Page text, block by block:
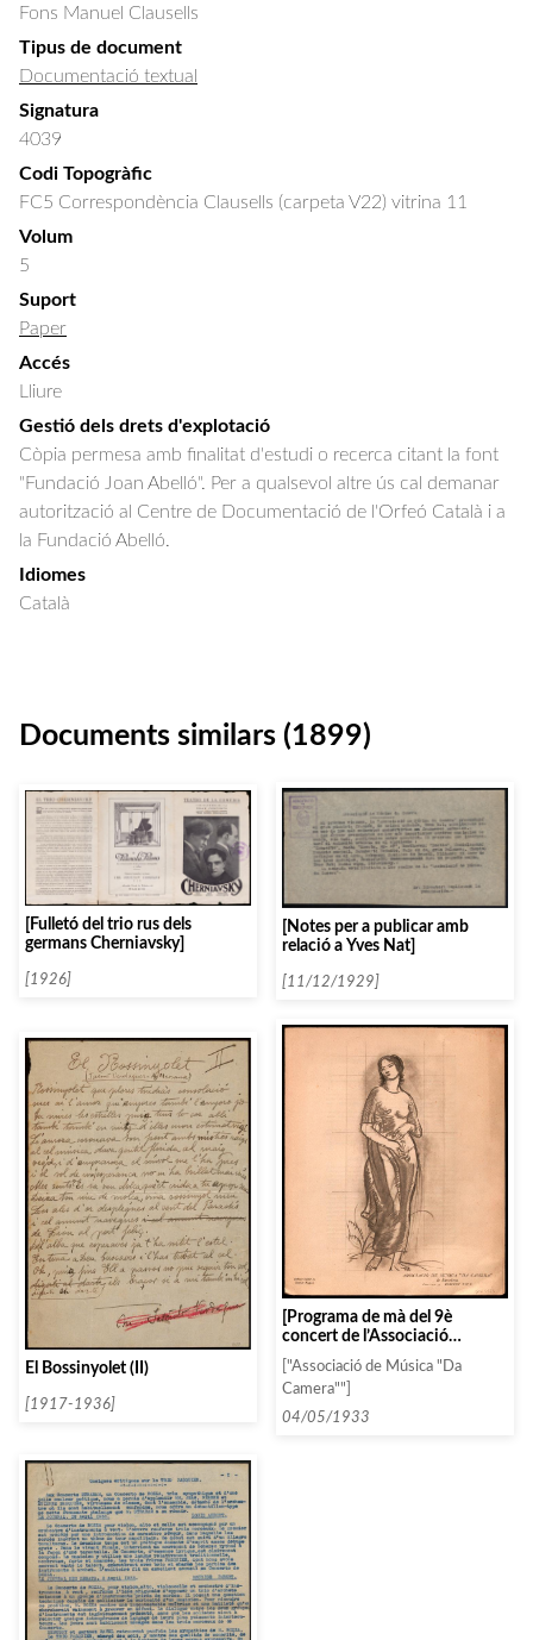
Fons Manuel Clausells
Tipus de document
Documentació textual
Signatura
4039
Codi Topogràfic
FC5 Correspondència Clausells (carpeta V22) vitrina 11
Volum
5
Suport
Paper
Accés
Lliure
Gestió dels drets d'explotació
Còpia permesa amb finalitat d'estudi o recerca citant la font
"Fundació Joan Abelló". Per a qualsevol altre ús cal demanar
autorització al Centre de Documentació de l'Orfeó Català i a
la Fundació Abelló.
Idiomes
Català
Documents similars (1899)
[Fulletó del trio rus dels
germans Cherniavsky]
[1926]
[Notes per a publicar amb
relació a Yves Nat]
[11/12/1929]
El Bossinyolet (II)
[1917-1936]
[Programa de mà del 9è
concert de l’Associació
celebrat el 3 de maig de 1933]
["Associació de Música "Da
Camera""]
04/05/1933